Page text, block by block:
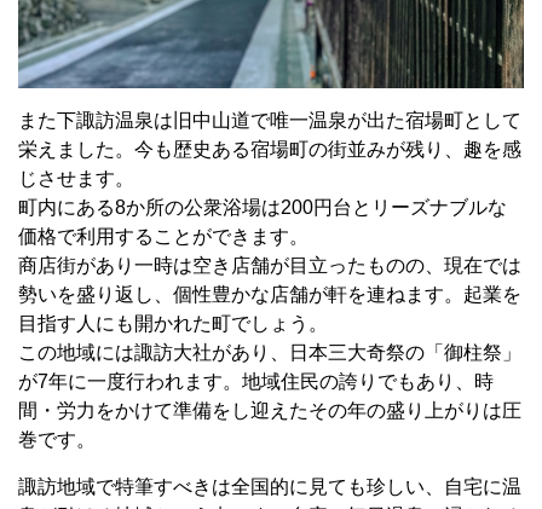
また下諏訪温泉は旧中山道で唯一温泉が出た宿場町として
栄えました。今も歴史ある宿場町の街並みが残り、趣を感
じさせます。
町内にある8か所の公衆浴場は200円台とリーズナブルな
価格で利用することができます。
商店街があり一時は空き店舗が目立ったものの、現在では
勢いを盛り返し、個性豊かな店舗が軒を連ねます。起業を
目指す人にも開かれた町でしょう。
この地域には諏訪大社があり、日本三大奇祭の「御柱祭」
が7年に一度行われます。地域住民の誇りでもあり、時
間・労力をかけて準備をし迎えたその年の盛り上がりは圧
巻です。
諏訪地域で特筆すべきは全国的に見ても珍しい、自宅に温